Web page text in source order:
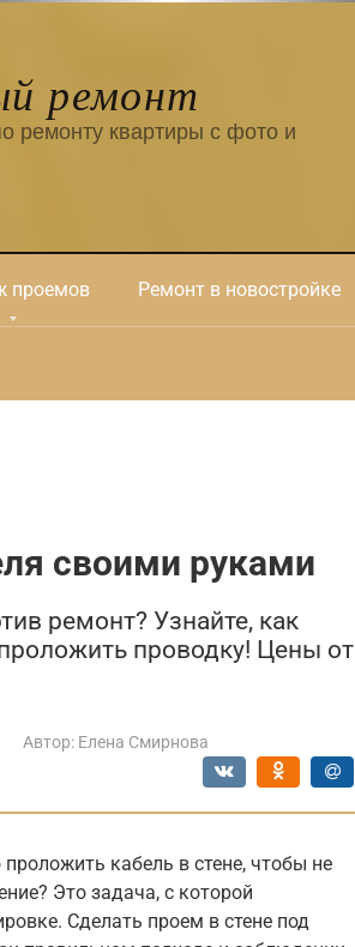
ремонт
ремонту квартиры с фото и
проемов Ремонт в новостройке
своими руками
ремонт? Узнайте, как
проводку! Цены от
Автор: Елена Смирнова
кабель в стене, чтобы не
Это задача, с которой
Сделать проем в стене под